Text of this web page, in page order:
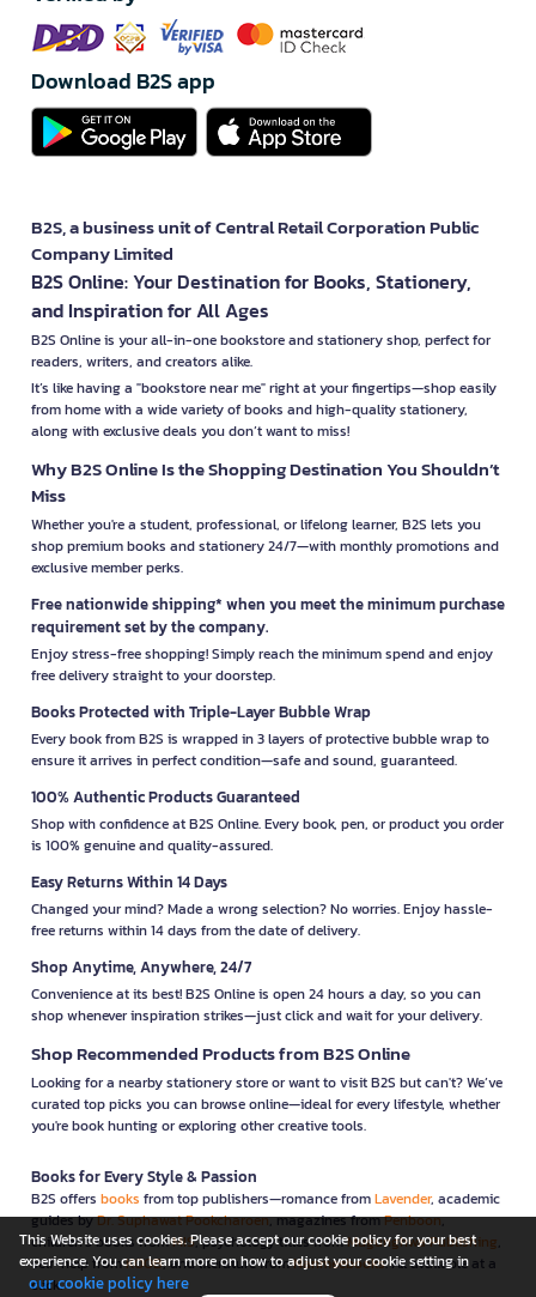
Download B2S app
B2S, a business unit of Central Retail Corporation Public
Company Limited
B2S Online: Your Destination for Books, Stationery,
and Inspiration for All Ages
B2S Online is your all-in-one bookstore and stationery shop, perfect for
readers, writers, and creators alike.
It’s like having a "bookstore near me" right at your fingertips—shop easily
from home with a wide variety of books and high-quality stationery,
along with exclusive deals you don’t want to miss!
Why B2S Online Is the Shopping Destination You Shouldn’t
Miss
Whether you're a student, professional, or lifelong learner, B2S lets you
shop premium books and stationery 24/7—with monthly promotions and
exclusive member perks.
Free nationwide shipping* when you meet the minimum purchase
requirement set by the company.
Enjoy stress-free shopping! Simply reach the minimum spend and enjoy
free delivery straight to your doorstep.
Books Protected with Triple-Layer Bubble Wrap
Every book from B2S is wrapped in 3 layers of protective bubble wrap to
ensure it arrives in perfect condition—safe and sound, guaranteed.
100% Authentic Products Guaranteed
Shop with confidence at B2S Online. Every book, pen, or product you order
is 100% genuine and quality-assured.
Easy Returns Within 14 Days
Changed your mind? Made a wrong selection? No worries. Enjoy hassle-
free returns within 14 days from the date of delivery.
Shop Anytime, Anywhere, 24/7
Convenience at its best! B2S Online is open 24 hours a day, so you can
shop whenever inspiration strikes—just click and wait for your delivery.
Shop Recommended Products from B2S Online
Looking for a nearby stationery store or want to visit B2S but can't? We’ve
curated top picks you can browse online—ideal for every lifestyle, whether
you're book hunting or exploring other creative tools.
Books for Every Style & Passion
B2S offers books from top publishers—romance fromLavender, academic
guides byDr. Suphawat Pookcharoen, magazines fromPenboon,
children’s books fromMIS, psychology titles fromMugunghwa Publishing,
self-help fromKOOB, and literature fromNanmeebooks. All available at a
click.
This Website uses cookies. Please accept our cookie policy for your best
experience. You can learn more on how to adjust your cookie setting in
our cookie policy here